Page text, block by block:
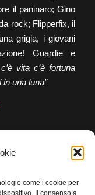
come i cookie per
Il consenso a
il paninaro; Gino
rock; Flipperfix, il
grigia, i giovani
Guardie e
vita c’è fortuna
una luna”